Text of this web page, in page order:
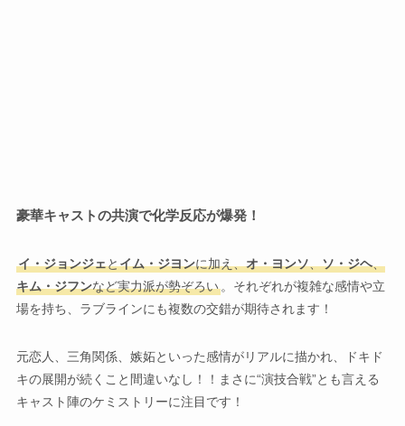
豪華キャストの共演で化学反応が爆発！
イ・ジョンジェとイム・ジヨンに加え、オ・ヨンソ、ソ・ジヘ、
キム・ジフンなど実力派が勢ぞろい。それぞれが複雑な感情や立
場を持ち、ラブラインにも複数の交錯が期待されます！
元恋人、三角関係、嫉妬といった感情がリアルに描かれ、ドキド
キの展開が続くこと間違いなし！！まさに“演技合戦”とも言える
キャスト陣のケミストリーに注目です！